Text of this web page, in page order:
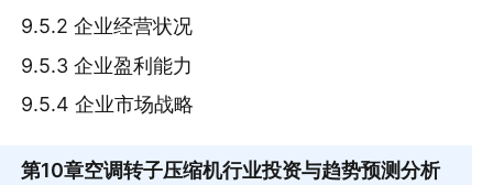
9.5.2 企业经营状况
9.5.3 企业盈利能力
9.5.4 企业市场战略
第10章空调转子压缩机行业投资与趋势预测分析